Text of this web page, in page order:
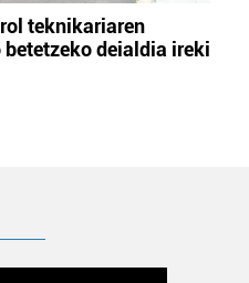
teknikariaren
deialdia ireki